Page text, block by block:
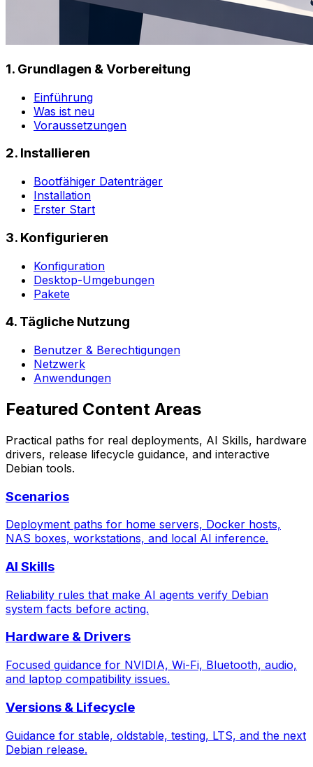
1. Grundlagen & Vorbereitung
Einführung
Was ist neu
Voraussetzungen
2. Installieren
Bootfähiger Datenträger
Installation
Erster Start
3. Konfigurieren
Konfiguration
Desktop-Umgebungen
Pakete
4. Tägliche Nutzung
Benutzer & Berechtigungen
Netzwerk
Anwendungen
Featured Content Areas
Practical paths for real deployments, AI Skills, hardware
drivers, release lifecycle guidance, and interactive
Debian tools.
Scenarios
Deployment paths for home servers, Docker hosts,
NAS boxes, workstations, and local AI inference.
AI Skills
Reliability rules that make AI agents verify Debian
system facts before acting.
Hardware & Drivers
Focused guidance for NVIDIA, Wi-Fi, Bluetooth, audio,
and laptop compatibility issues.
Versions & Lifecycle
Guidance for stable, oldstable, testing, LTS, and the next
Debian release.